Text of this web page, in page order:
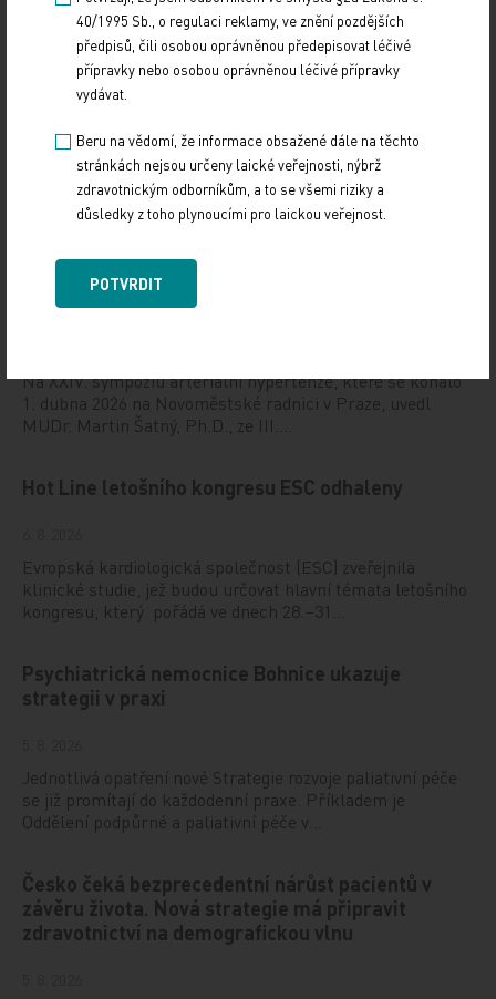
Má mít každý hypertonik hypolipidemikum?
Na XXIV. sympoziu arteriální hypertenze, které se konalo
1. dubna 2026 na Novoměstské radnici v Praze, uvedl
MUDr. Martin Šatný, Ph.D., ze III.…
Hot Line letošního kongresu ESC odhaleny
Evropská kardiologická společnost (ESC) zveřejnila
klinické studie, jež budou určovat hlavní témata letošního
kongresu, který pořádá ve dnech 28.–31…
Psychiatrická nemocnice Bohnice ukazuje
strategii v praxi
Jednotlivá opatření nové Strategie rozvoje paliativní péče
se již promítají do každodenní praxe. Příkladem je
Oddělení podpůrné a paliativní péče v…
Česko čeká bezprecedentní nárůst pacientů v
závěru života. Nová strategie má připravit
zdravotnictví na demografickou vlnu
40/1995 Sb., o regulaci reklamy, ve znění pozdějších
předpisů, čili osobou oprávněnou předepisovat léčivé
přípravky nebo osobou oprávněnou léčivé přípravky
vydávat.
Beru na vědomí, že informace obsažené dále na těchto
stránkách nejsou určeny laické veřejnosti, nýbrž
zdravotnickým odborníkům, a to se všemi riziky a
důsledky z toho plynoucími pro laickou veřejnost.
POTVRDIT